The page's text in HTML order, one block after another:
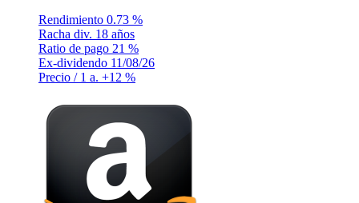
Rendimiento 0.73 %
Racha div. 18 años
Ratio de pago 21 %
Ex-dividendo 11/08/26
Precio / 1 a. +12 %